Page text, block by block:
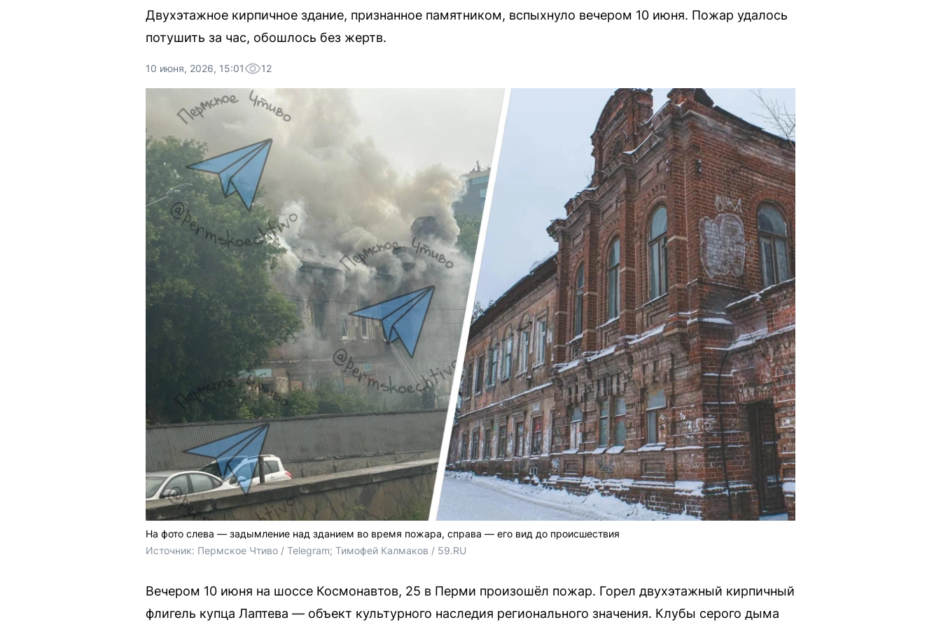
Двухэтажное кирпичное здание, признанное памятником, вспыхнуло вечером 10 июня. Пожар удалось
потушить за час, обошлось без жертв.
10 июня, 2026, 15:01 12
На фото слева — задымление над зданием во время пожара, справа — его вид до происшествия
Источник: Пермское Чтиво / Telegram; Тимофей Калмаков / 59.RU
Вечером 10 июня на шоссе Космонавтов, 25 в Перми произошёл пожар. Горел двухэтажный кирпичный
флигель купца Лаптева — объект культурного наследия регионального значения. Клубы серого дыма